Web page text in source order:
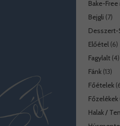
Bake-
Bejgli (7)
Előétel(6)
Fagylalt(4)
Fánk(13)
Főételek
Főzelékek
Halak /